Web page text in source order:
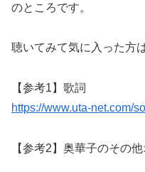
のところです。
聴いてみて気に入った方
【参考1】歌詞
https://www.uta-net.com/
【参考2】奥華子のその